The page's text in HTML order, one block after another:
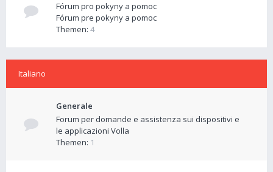
Fórum pro pokyny a pomoc
Fórum pre pokyny a pomoc
Themen: 4
Italiano
Generale
Forum per domande e assistenza sui dispositivi e
le applicazioni Volla
Themen: 1